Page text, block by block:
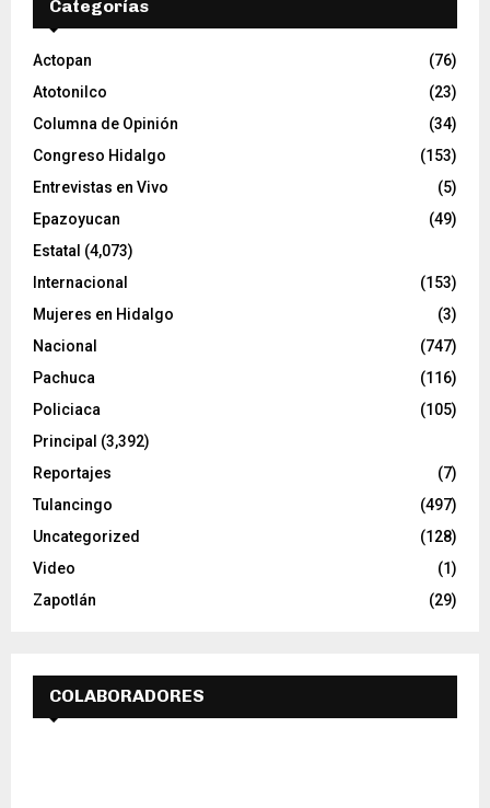
e
o
Categorías
Actopan
(76)
Atotonilco
(23)
Columna de Opinión
(34)
Congreso Hidalgo
(153)
Entrevistas en Vivo
(5)
Epazoyucan
(49)
Estatal (4,073)
Internacional
(153)
Mujeres en Hidalgo
(3)
Nacional
(747)
Pachuca
(116)
Policiaca
(105)
Principal (3,392)
Reportajes
(7)
Tulancingo
(497)
Uncategorized
(128)
Video
(1)
Zapotlán
(29)
COLABORADORES